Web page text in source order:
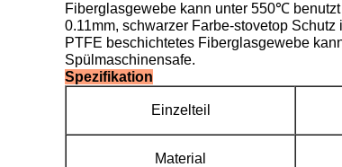
Fiberglasgewebe kann unter 550℃
0.11mm, schwarzer Farbe-stovetop
PTFE beschichtetes Fiberglasgewebe
Spülmaschinensafe.
Spezifikation
Einzelteil
Material